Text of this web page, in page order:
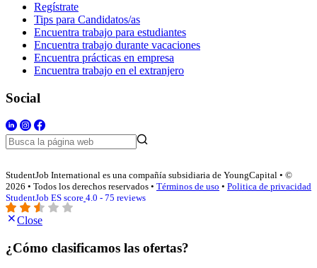
Regístrate
Tips para Candidatos/as
Encuentra trabajo para estudiantes
Encuentra trabajo durante vacaciones
Encuentra prácticas en empresa
Encuentra trabajo en el extranjero
Social
StudentJob International es una compañía subsidiaria de YoungCapital • ©
2026 • Todos los derechos reservados • Términos de uso • Politica de privacidad
StudentJob ES score 4.0 - 75 reviews
Close
¿Cómo clasificamos las ofertas?